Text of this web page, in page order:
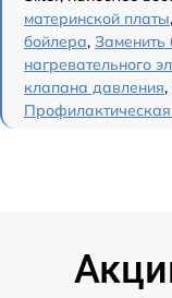
материнской платы,
бойлера, Заменить
нагревательного
клапана давления,
Профилактическая